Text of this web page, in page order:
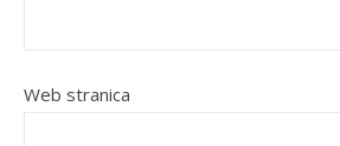
Web stranica